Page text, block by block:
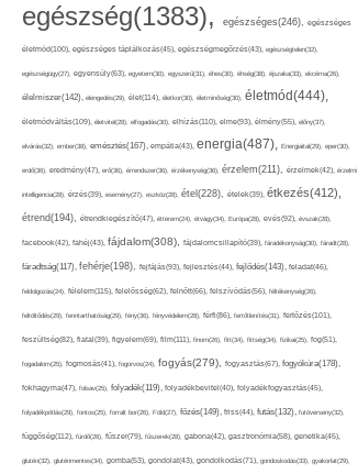
egészség(1383), egészséges(246), egészséges
életmód(100), egészséges táplálkozás(45), egészségmegőrzés(43), egészségtelen(32),
egészségügy(27), egyensúly(63), egyetem(30), egyszerű(31), éhes(30), éhség(38), éjszaka(33), ekcéma(26),
élelmiszer(142), elengedés(29), élet(114), életkor(30), életminőség(30), életmód(444),
életmódváltás(109), életvitel(28), elfogadás(30), elhízás(110), elme(93), élmény(55), előny(37),
elvárás(32), ember(38), emésztés(167), empátia(43), energia(487), Energiaital(29), eper(30),
erdő(36), eredmény(47), erő(36), érrendszer(36), érzékenység(36), érzelem(211), érzelmek(42), érzelmi
intelligencia(28), érzés(39), esemény(27), eszköz(28), étel(228), ételek(39), étkezés(412),
étrend(194), étrendkiegészítő(47), étterem(24), étvágy(34), Európa(28), evés(92), évszak(28),
facebook(42), fahéj(43), fájdalom(308), fájdalomcsillapító(39), fáradékonyság(30), fáradt(28),
fáradtság(117), fehérje(198), fejfájás(93), fejlesztés(44), fejlődés(143), feladat(46),
feldolgozás(24), félelem(115), felelősség(62), felnőtt(66), felszívódás(56), féltékenység(26),
feltöltődés(29), fenntarthatóság(29), fény(36), fényvédelem(28), férfi(86), fertőtlenítés(31), fertőzés(101),
feszültség(82), fiatal(39), figyelem(69), film(111), finom(26), fitt(34), fittség(34), fizikai(25), fog(51),
fogadalom(25), fogmosás(41), fogorvos(24), fogyás(279), fogyasztás(67), fogyókúra(178),
fokhagyma(47), folsav(25), folyadék(119), folyadékbevitel(40), folyadékfogyasztás(45),
folyadékpótlás(29), fontos(25), forralt bor(26), Föld(27), főzés(149), friss(44), futás(132), futóverseny(32),
függőség(112), fürdő(26), fűszer(79), fűszerek(28), gabona(42), gasztronómia(58), genetika(45),
glutén(32), gluténmentes(34), gomba(53), gondolat(43), gondolkodás(71), gondoskodás(33), gyakorlat(29),